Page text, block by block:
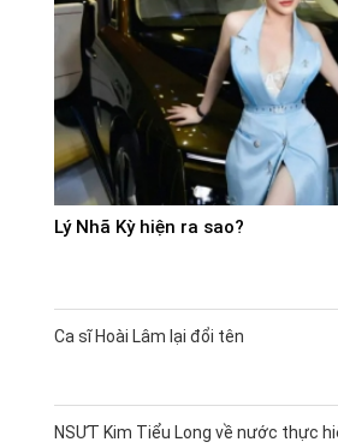
Lý Nhã Kỳ hiện ra sao?
Ca sĩ Hoài Lâm lại đổi tên
NSƯT Kim Tiểu Long về nước thực